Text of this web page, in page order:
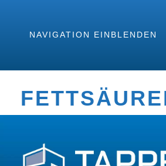
NAVIGATION EINBLENDEN